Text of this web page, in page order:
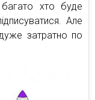
багато хто буде
Але
затратно по